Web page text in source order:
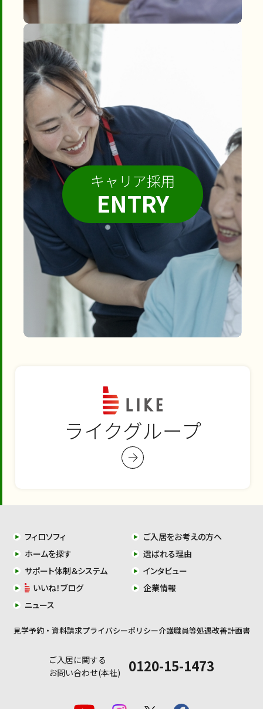
キャリア採用
ENTRY
ライクグループ
フィロソフィ
ご入居をお考えの方へ
ホームを探す
選ばれる理由
サポート体制＆システム
インタビュー
いいね！ブログ
企業情報
ニュース
見学予約・資料請求プライバシーポリシー介護職員等処遇改善計画書
ご入居に関する
お問い合わせ(本社)
0120-15-1473